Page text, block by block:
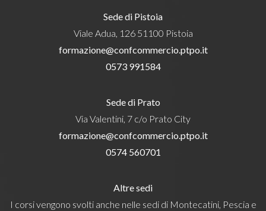
Sede di Pistoia
Viale Adua, 126 51100 Pistoia
formazione@confcommercio.ptpo.it
0573 991584
Sede di Prato
Via Valentini, 7 c/o Prato City
formazione@confcommercio.ptpo.it
0574 560701
Altre sedi
I corsi vengono svolti anche nelle sedi di Montecatini, Pescia e